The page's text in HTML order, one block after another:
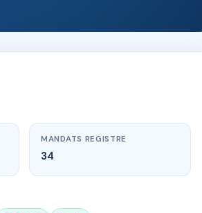
MANDATS REGISTRE
34